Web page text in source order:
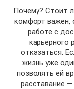
Почему? Стоит
комфорт важен,
работе с
карьерного
отказаться.
жизнь уже
позволять ей
расставание —